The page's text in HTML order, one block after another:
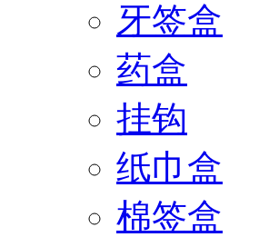
牙签盒
药盒
挂钩
纸巾盒
棉签盒